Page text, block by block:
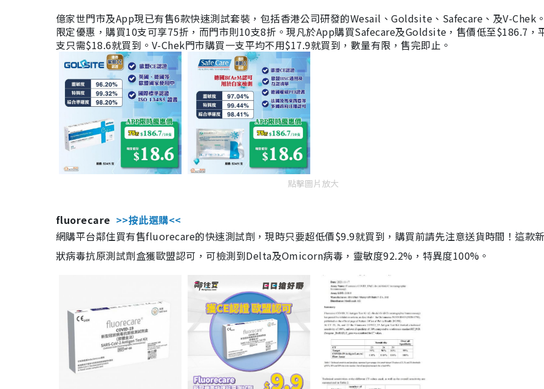
億家世門市及App現已有售6款快速測試套裝，包括香港公司研發的Wesail、Goldsite、Safecare、及V-Chek
限定優惠，購買10支可享75折，而門市則10支8折。現凡於App購買Safecare及Goldsite，售價低至$186.7，
支只需$18.6就買到。V-Chek門市購買一支平均不用$17.9就買到，數量有限，售完即止。
點擊圖片放大
fluorecare >>按此選購<<
網購平台鄰住買有售fluorecare的快速測試劑，現時只要超低價$9.9就買到，購買前請先注意送貨時間！這款
狀病毒抗原測試劑盒獲歐盟認可，可檢測到Delta及Omicorn病毒，靈敏度92.2%，特異度100%。